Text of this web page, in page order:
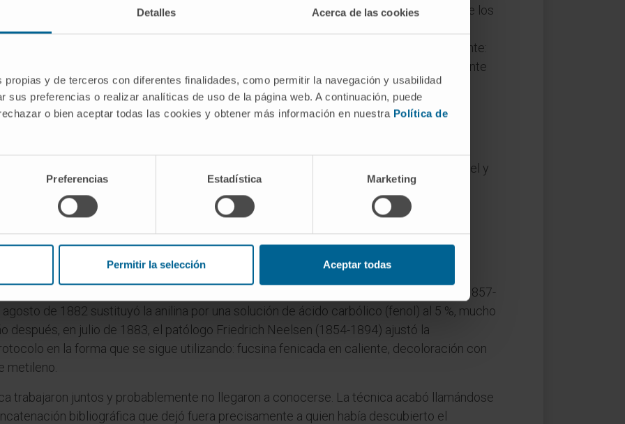
Detalles Acerca de las cookies
propias y de terceros con diferentes finalidades, como permitir la navegación y usabilidad
sus preferencias o realizar analíticas de uso de la página web. A continuación, puede
o bien aceptar todas las cookies y obtener más información en nuestra Política de
Preferencias Estadística Marketing
Permitir la selección Aceptar todas
contienen ácidos micólicos más cortos y muestran acidorresistencia parcial. Entre los
(
por motivos químicos distintos. Y hay un detalle que sorprende a más de un estudiante:
, dan también una reacción acidorresistente
en una sala de Berlín. El 24 de marzo de 1882, Robert Koch presentó ante la
del bacilo de la tuberculosis. Entre los asistentes estaba Paul Ehrlich, futuro Nobel y
a las técnicas de coloración, que pidió a Koch un cultivo para intentar teñirlo por su
el 1 de mayo de 1882, Ehrlich presentaba su propio método: fucsina o violeta de
seguidas de decoloración con ácido nítrico y contraste con azul de metileno. Era la
aislar visualmente el bacilo del fondo tisular.
el concepto bioquímico: la pared del bacilo retenía el colorante frente al ácido. La
de anilina— era inestable y difícil de preparar. Aquí entra en escena Franz Ziehl (1857-
de 1882 sustituyó la anilina por una solución de ácido carbólico (fenol) al 5 %, mucho
después, en julio de 1883, el patólogo Friedrich Neelsen (1854-1894) ajustó la
en la forma que se sigue utilizando: fucsina fenicada en caliente, decoloración con
metileno.
trabajaron juntos y probablemente no llegaron a conocerse. La técnica acabó llamándose
bibliográfica que dejó fuera precisamente a quien había descubierto el